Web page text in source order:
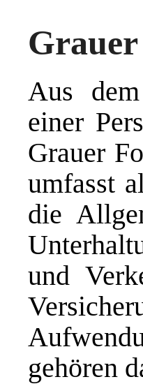
Aus
einer
Grauer
umfasst
die
und
gehören